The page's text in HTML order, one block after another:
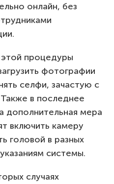
онлайн, без
этой процедуры
фотографии
селфи, зачастую с
в последнее
дополнительная мера
включить камеру
головой в разных
системы.
случаях